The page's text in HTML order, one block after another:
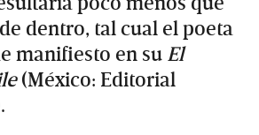
dentro, tal cual el poeta
manifiesto en su El
(México: Editorial